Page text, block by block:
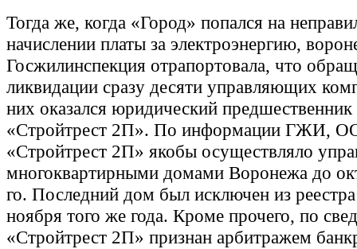
Тогда же, когда «Город» попался на
начислении платы за электроэнергию,
Госжилинспекция отрапортовала, что
ликвидации сразу десяти управляющих
них оказался юридический
«Стройтрест 2П». По информации ГЖИ,
«Стройтрест 2П» якобы осуществляло
многоквартирными домами Воронежа до
го. Последний дом был исключен из
ноября того же года. Кроме прочего, по
«Стройтрест 2П» признан арбитражем